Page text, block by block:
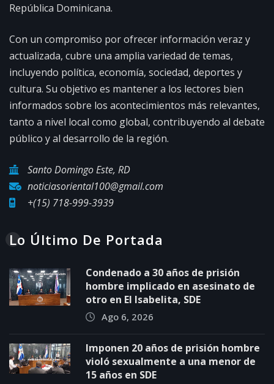
República Dominicana.
Con un compromiso por ofrecer información veraz y
actualizada, cubre una amplia variedad de temas,
incluyendo política, economía, sociedad, deportes y
cultura. Su objetivo es mantener a los lectores bien
informados sobre los acontecimientos más relevantes,
tanto a nivel local como global, contribuyendo al debate
público y al desarrollo de la región.
Santo Domingo Este, RD
noticiasoriental100@gmail.com
+(15) 718-999-3939
Lo Último De Portada
Condenado a 30 años de prisión
hombre implicado en asesinato de
otro en El Isabelita, SDE
Ago 6, 2026
Imponen 20 años de prisión hombre
violó sexualmente a una menor de
15 años en SDE